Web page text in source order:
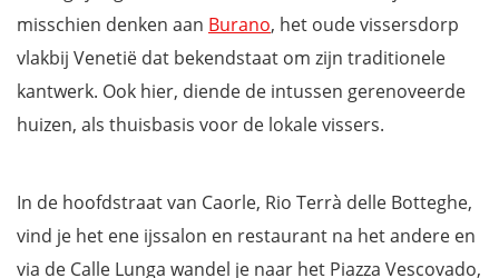
misschien denken aan Burano, het oude vissersdorp
vlakbij Venetië dat bekendstaat om zijn traditionele
kantwerk. Ook hier, diende de intussen gerenoveerde
huizen, als thuisbasis voor de lokale vissers.
In de hoofdstraat van Caorle, Rio Terrà delle Botteghe,
vind je het ene ijssalon en restaurant na het andere en
via de Calle Lunga wandel je naar het Piazza Vescovado,